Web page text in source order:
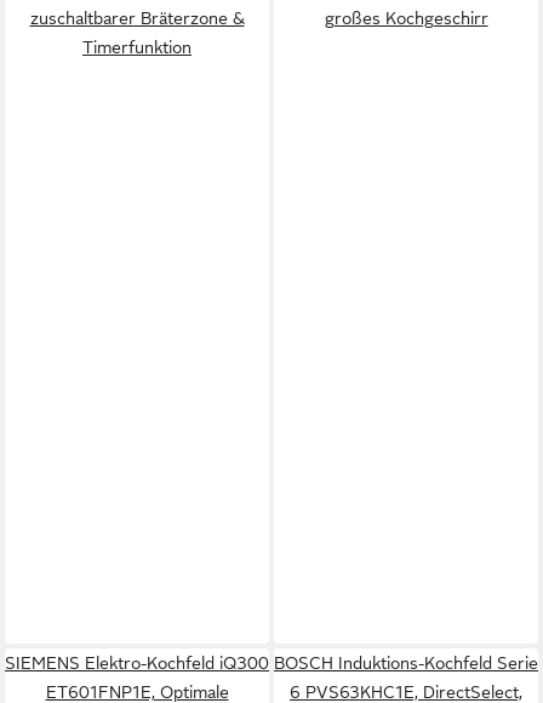
zuschaltbarer Bräterzone &
Timerfunktion
großes Kochgeschirr
SIEMENS Elektro-Kochfeld iQ300
ET601FNP1E, Optimale
BOSCH Induktions-Kochfeld Serie
6 PVS63KHC1E, DirectSelect,